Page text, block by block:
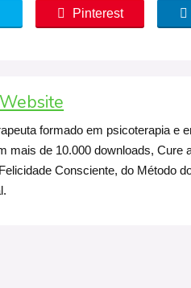
Pinterest
Website
formado em psicoterapia e
mais de 10.000 downloads, Cure
Consciente, do Método